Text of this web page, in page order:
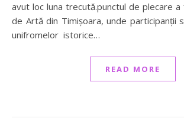
avut loc luna trecută.punctul de plecare
de Artă din Timișoara, unde participanții
unifromelor istorice…
READ MORE